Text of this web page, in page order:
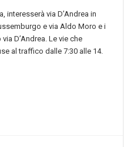
interesserà via D’Andrea in
e via Aldo Moro e i
D’Andrea. Le vie che
al traffico dalle 7:30 alle 14.